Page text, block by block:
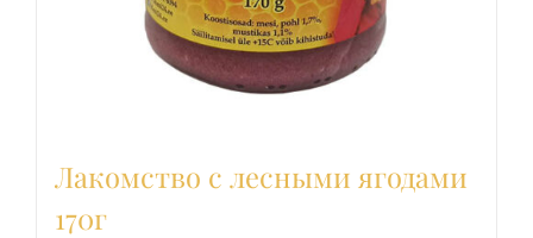
Лакомство с лесными ягодами
170г